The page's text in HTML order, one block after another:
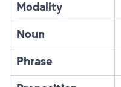
Modality
Noun
Phrase